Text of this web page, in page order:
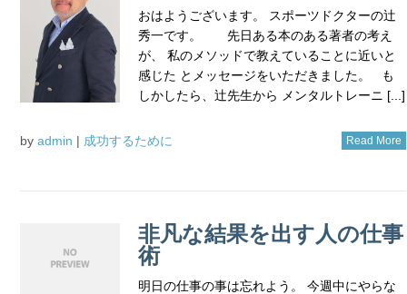
おはようございます。 スポーツドクターの辻
秀一です。 先日ある本のある著者の考え
が、 私のメソッドで教えていることに近いと
感じた とメッセージをいただきました。 も
しかしたら、辻先生から メンタルトレーニ [...]
by admin | 成功するために Read More
非凡な結果を出す人の仕事
術
明日の仕事の事は忘れよう。 今週中にやらな